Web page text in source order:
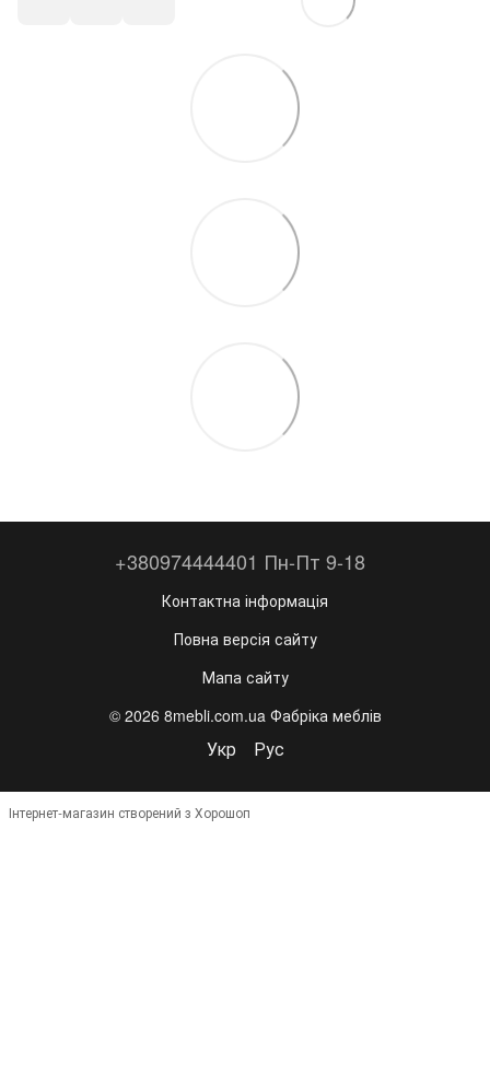
+380974444401 Пн-Пт 9-18
Контактна інформація
Повна версія сайту
Мапа сайту
© 2026 8mebli.com.ua Фабріка меблів
Укр Рус
Інтернет-магазин створений з Хорошоп